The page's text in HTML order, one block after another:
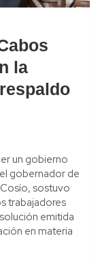
la
un gobierno
gobernador de
sostuvo
trabajadores
emitida
en materia